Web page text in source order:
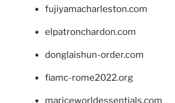
fujiyamacharleston.com
elpatronchardon.com
donglaishun-order.com
fiamc-rome2022.org
mariceworldessentials.com